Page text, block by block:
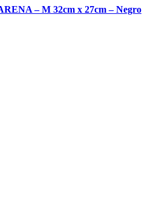
– M 32cm x 27cm – Negro